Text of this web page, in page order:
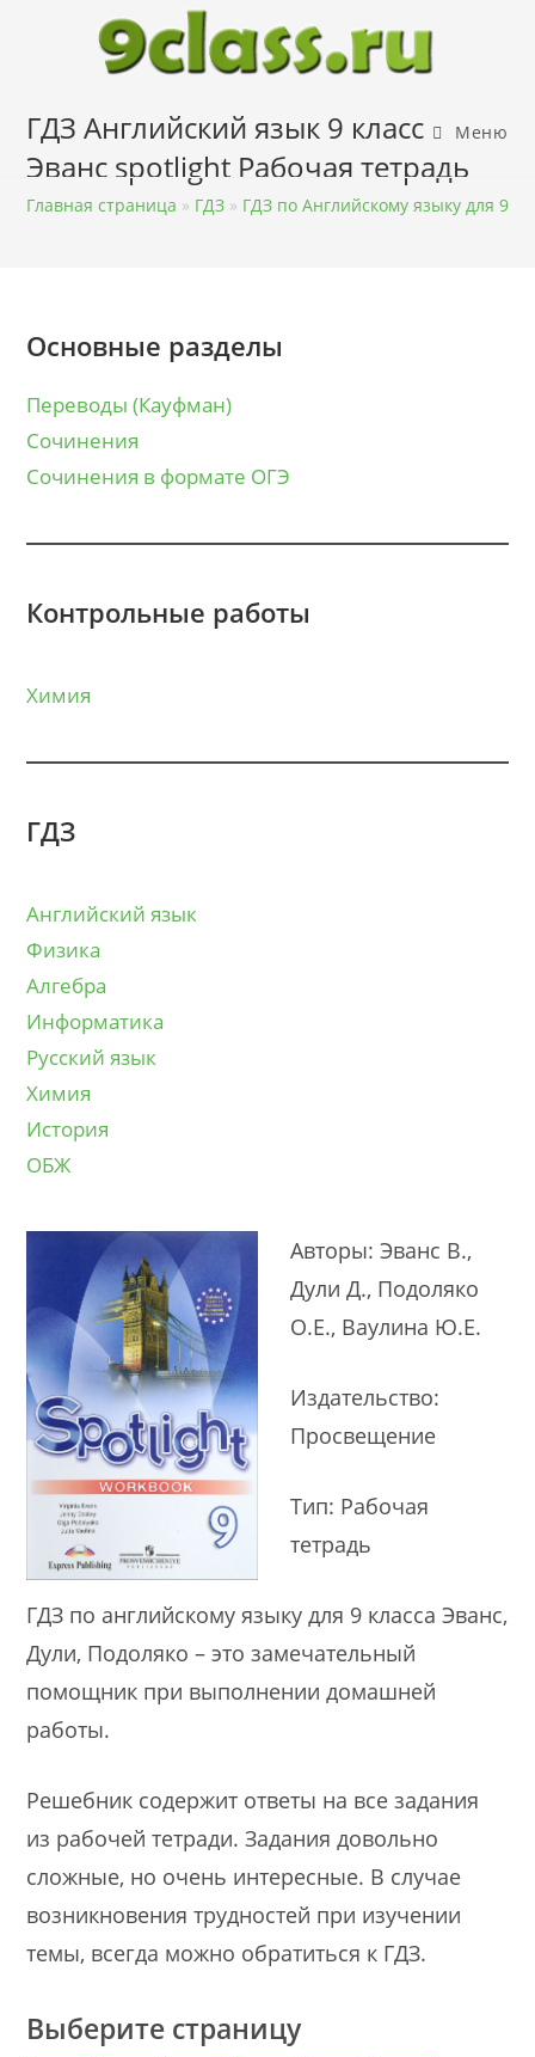
содержимому
Меню
ГДЗ Английский язык 9 класс
Эванс spotlight Рабочая тетрадь
Главная страница » ГДЗ » ГДЗ по Английскому языку для 9
Основные разделы
Переводы (Кауфман)
Сочинения
Сочинения в формате ОГЭ
Контрольные работы
Химия
ГДЗ
Английский язык
Физика
Алгебра
Информатика
Русский язык
Химия
История
ОБЖ
Авторы: Эванс В.,
Дули Д., Подоляко
О.Е., Ваулина Ю.Е.
Издательство:
Просвещение
Тип: Рабочая
тетрадь
ГДЗ по английскому языку для 9 класса Эванс,
Дули, Подоляко – это замечательный
помощник при выполнении домашней
работы.
Решебник содержит ответы на все задания
из рабочей тетради. Задания довольно
сложные, но очень интересные. В случае
возникновения трудностей при изучении
темы, всегда можно обратиться к ГДЗ.
Выберите страницу